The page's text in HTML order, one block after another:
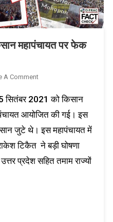
महापंचायत पर फेक
A CommentOn
चेकः
मुजफ्फरनगर
महापंचायत
पर
फेक
2021 को किसान
आयोजित की गई। इस
जुटे थे। इस महापंचायत में
टिकैत ने बड़ी घोषणा
प्रदेश सहित तमाम राज्यों